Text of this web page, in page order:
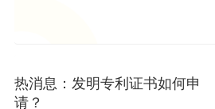
热消息：发明专利证书如何申
请？